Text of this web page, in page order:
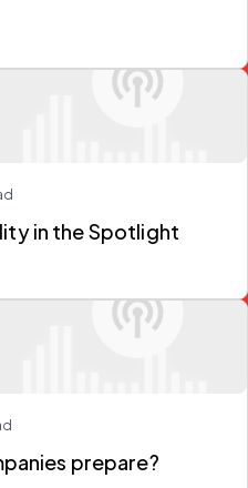
in the Spotlight
prepare?